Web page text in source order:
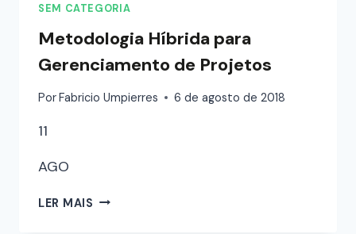
SEM CATEGORIA
Metodologia Híbrida para
Gerenciamento de Projetos
PorFabricio Umpierres 6 de agosto de 2018
11
AGO
LER MAIS